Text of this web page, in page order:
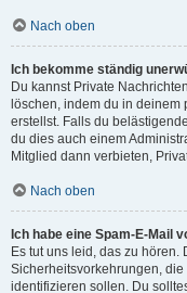
Nach oben
Ich bekomme ständig
Du kannst Private
löschen, indem du in
erstellst. Falls du
du dies auch einem
Mitglied dann verbieten,
Nach oben
Ich habe eine Spam-E-Mail
Es tut uns leid, das zu
Sicherheitsvorkehrungen,
identifizieren sollen. Du